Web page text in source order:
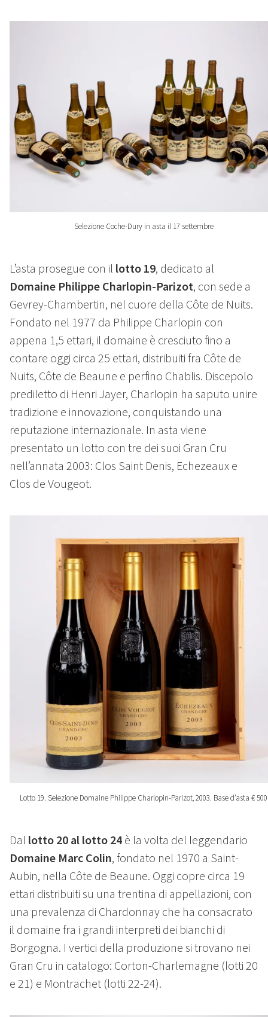
Selezione Coche-Dury in asta il 17 settembre
L’asta prosegue con il lotto 19, dedicato al
Domaine Philippe Charlopin-Parizot, con sede a
Gevrey-Chambertin, nel cuore della Côte de Nuits.
Fondato nel 1977 da Philippe Charlopin con
appena 1,5 ettari, il domaine è cresciuto fino a
contare oggi circa 25 ettari, distribuiti fra Côte de
Nuits, Côte de Beaune e perfino Chablis. Discepolo
prediletto di Henri Jayer, Charlopin ha saputo unire
tradizione e innovazione, conquistando una
reputazione internazionale. In asta viene
presentato un lotto con tre dei suoi Gran Cru
nell’annata 2003: Clos Saint Denis, Echezeaux e
Clos de Vougeot.
Lotto 19. Selezione Domaine Philippe Charlopin-Parizot, 2003. Base d’asta € 500
Dal lotto 20 al lotto 24 è la volta del leggendario
Domaine Marc Colin, fondato nel 1970 a Saint-
Aubin, nella Côte de Beaune. Oggi copre circa 19
ettari distribuiti su una trentina di appellazioni, con
una prevalenza di Chardonnay che ha consacrato
il domaine fra i grandi interpreti dei bianchi di
Borgogna. I vertici della produzione si trovano nei
Gran Cru in catalogo: Corton-Charlemagne (lotti 20
e 21) e Montrachet (lotti 22-24).